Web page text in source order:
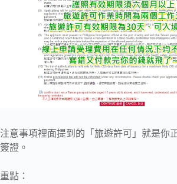
注意事項裡面提到的「旅遊許可」就是你
簽證。
重點：